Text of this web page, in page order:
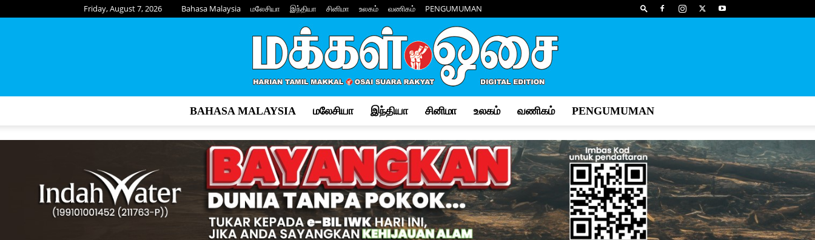
Friday, August 7, 2026 Bahasa Malaysia மலேசியா இந்தியா சினிமா உலகம் வணிகம் PENGUMUMAN
Osai
BAHASA MALAYSIA மலேசியா இந்தியா சினிமா உலகம் வணிகம் PENGUMUMAN